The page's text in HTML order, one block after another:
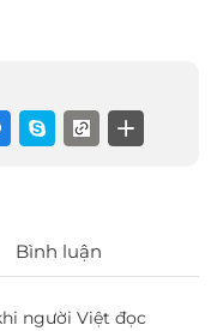
Bình luận
người Việt đọc